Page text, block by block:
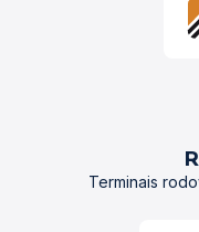
Terminais